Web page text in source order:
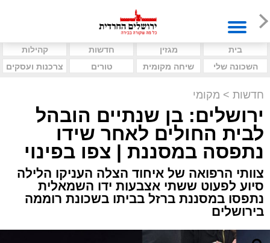
בית מגזין חדשות
קהילות
השכונה שלי
שיחה מקומית טורים צרכנות ועסקים
חדשות > מקומי
ירושלים: בן שנתיים הובהל
לבית החולים לאחר שידו
נתפסה במסננת | צפו בפינוי
צוותי הרפואה של איחוד הצלה העניקו הלילה
סיוע לפעוט ששתי אצבעות ידו השמאלית
נתפסו במסננת ברזל בביתו בשכונת רוממה
בירושלים